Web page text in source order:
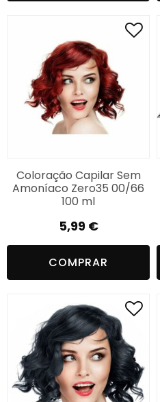
Coloração Capilar Sem
Amoníaco Zero35 00/66
100 ml
5,99 €
COMPRAR